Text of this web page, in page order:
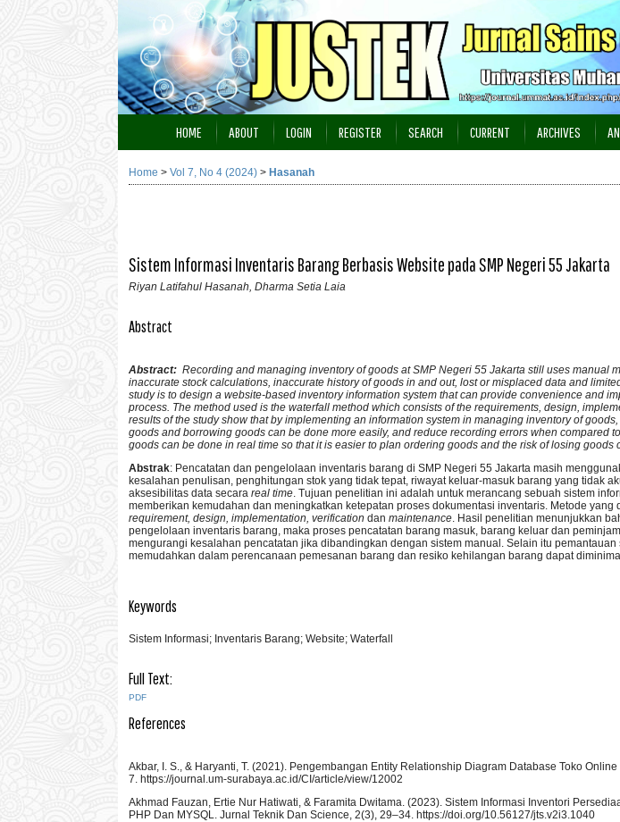
HOME ABOUT LOGIN REGISTER SEARCH CURRENT ARCHIVES
Home > Vol 7, No 4 (2024) > Hasanah
Sistem Informasi Inventaris Barang Berbasis Website pada SMP Negeri 55 Jakarta
Riyan Latifahul Hasanah, Dharma Setia Laia
Abstract
Abstract: Recording and managing inventory of goods at SMP Negeri 55 Jakarta still uses manual
inaccurate stock calculations, inaccurate history of goods in and out, lost or misplaced data and
study is to design a website-based inventory information system that can provide convenience and
process. The method used is the waterfall method which consists of the requirements, design,
results of the study show that by implementing an information system in managing inventory of
goods and borrowing goods can be done more easily, and reduce recording errors when compared
goods can be done in real time so that it is easier to plan ordering goods and the risk of losing goods
Abstrak: Pencatatan dan pengelolaan inventaris barang di SMP Negeri 55 Jakarta masih
kesalahan penulisan, penghitungan stok yang tidak tepat, riwayat keluar-masuk barang yang tidak
aksesibilitas data secara real time Tujuan penelitian ini adalah untuk merancang sebuah sistem
memberikan kemudahan dan meningkatkan ketepatan proses dokumentasi inventaris. Metode yang
requirement, design, implementation, verification dan maintenance . Hasil penelitian menunjukkan
pengelolaan inventaris barang, maka proses pencatatan barang masuk, barang keluar dan
mengurangi kesalahan pencatatan jika dibandingkan dengan sistem manual. Selain itu
memudahkan dalam perencanaan pemesanan barang dan resiko kehilangan barang dapat
Keywords
Sistem Informasi; Inventaris Barang; Website; Waterfall
Full Text:
PDF
References
Akbar, I. S., & Haryanti, T. (2021). Pengembangan Entity Relationship Diagram Database Toko
7. https://journal.um-surabaya.ac.id/CI/article/view/12002
Akhmad Fauzan, Ertie Nur Hatiwati, & Faramita Dwitama. (2023). Sistem Informasi Inventori
PHP Dan MYSQL. Jurnal Teknik Dan Science, 2(3), 29–34. https://doi.org/10.56127/jts.v2i3.1040